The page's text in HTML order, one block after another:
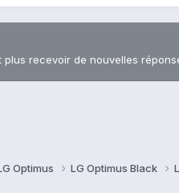
recevoir de nouvelles
Optimus LG Optimus Black